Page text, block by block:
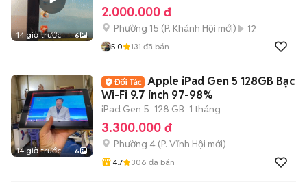
14 giờ trước 6
2.000.000 đ
Phường 15 (P. Khánh Hội mới) 12
5.0 131 đã bán
14 giờ trước 6
Apple iPad Gen 5 128GB Bạc
Wi-Fi 9.7 inch 97-98%
iPad Gen 5 128 GB 1 tháng
3.300.000 đ
Phường 4 (P. Vĩnh Hội mới)
4.7 306 đã bán